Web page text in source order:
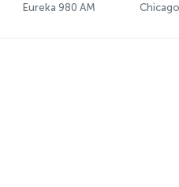
Eureka 980 AM Chicago